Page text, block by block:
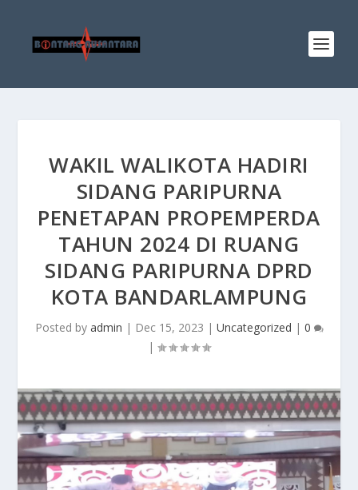
WAKIL WALIKOTA HADIRI
SIDANG PARIPURNA
PENETAPAN PROPEMPERDA
TAHUN 2024 DI RUANG
SIDANG PARIPURNA DPRD
KOTA BANDARLAMPUNG
Posted by admin | Dec 15, 2023 | Uncategorized | 0
|